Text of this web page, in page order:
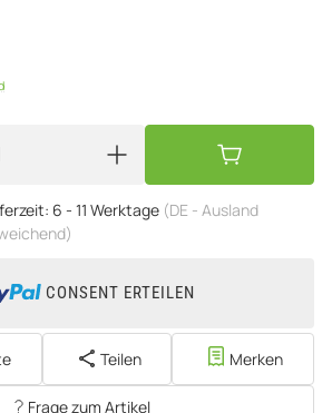
6 - 11 Werktage (DE - Ausland
CONSENT ERTEILEN
Teilen Merken
Frage zum Artikel